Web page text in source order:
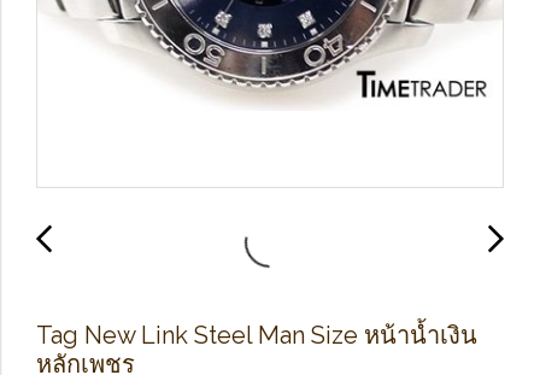
Tag New Link Steel Man Size หน้าน้ำเงิน
หลักเพชร